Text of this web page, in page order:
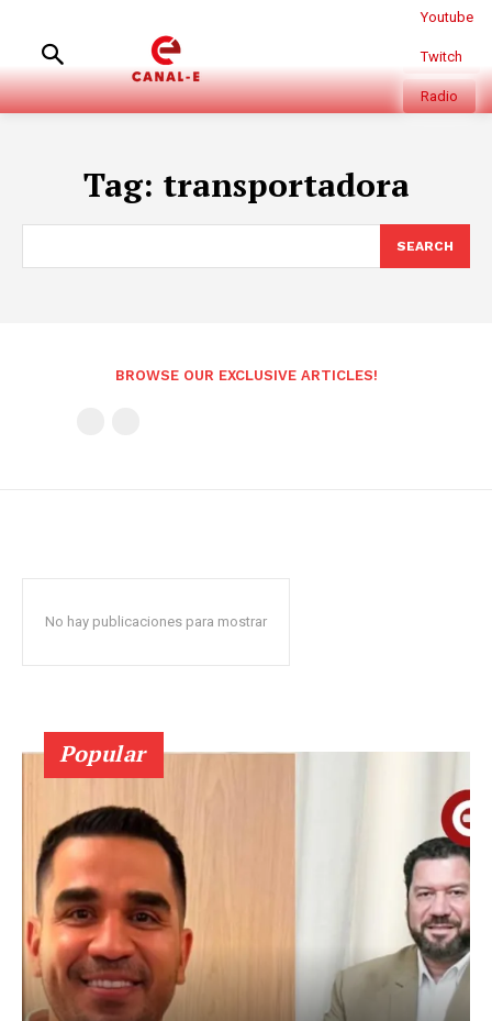
Youtube
Twitch
Radio
Tag: transportadora
SEARCH
BROWSE OUR EXCLUSIVE ARTICLES!
No hay publicaciones para mostrar
Popular